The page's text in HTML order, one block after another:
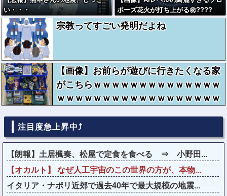
い・・・
ポーズ花火が打ち上がる㊗????
宗教ってすごい発明だよね
【画像】お前らが遊びに行きたくなる家
がこちらｗｗｗｗｗｗｗｗｗｗｗｗｗｗ
ｗｗｗｗｗｗｗｗｗｗｗｗｗｗｗｗｗｗ
注目度急上昇中⤴
【朗報】土居楓奏、松屋で定食を食べる ⇒ 小野田...
【オカルト】 なぜ人工宇宙のこの世界の方が、本物...
イタリア・ナポリ近郊で過去40年で最大規模の地震...